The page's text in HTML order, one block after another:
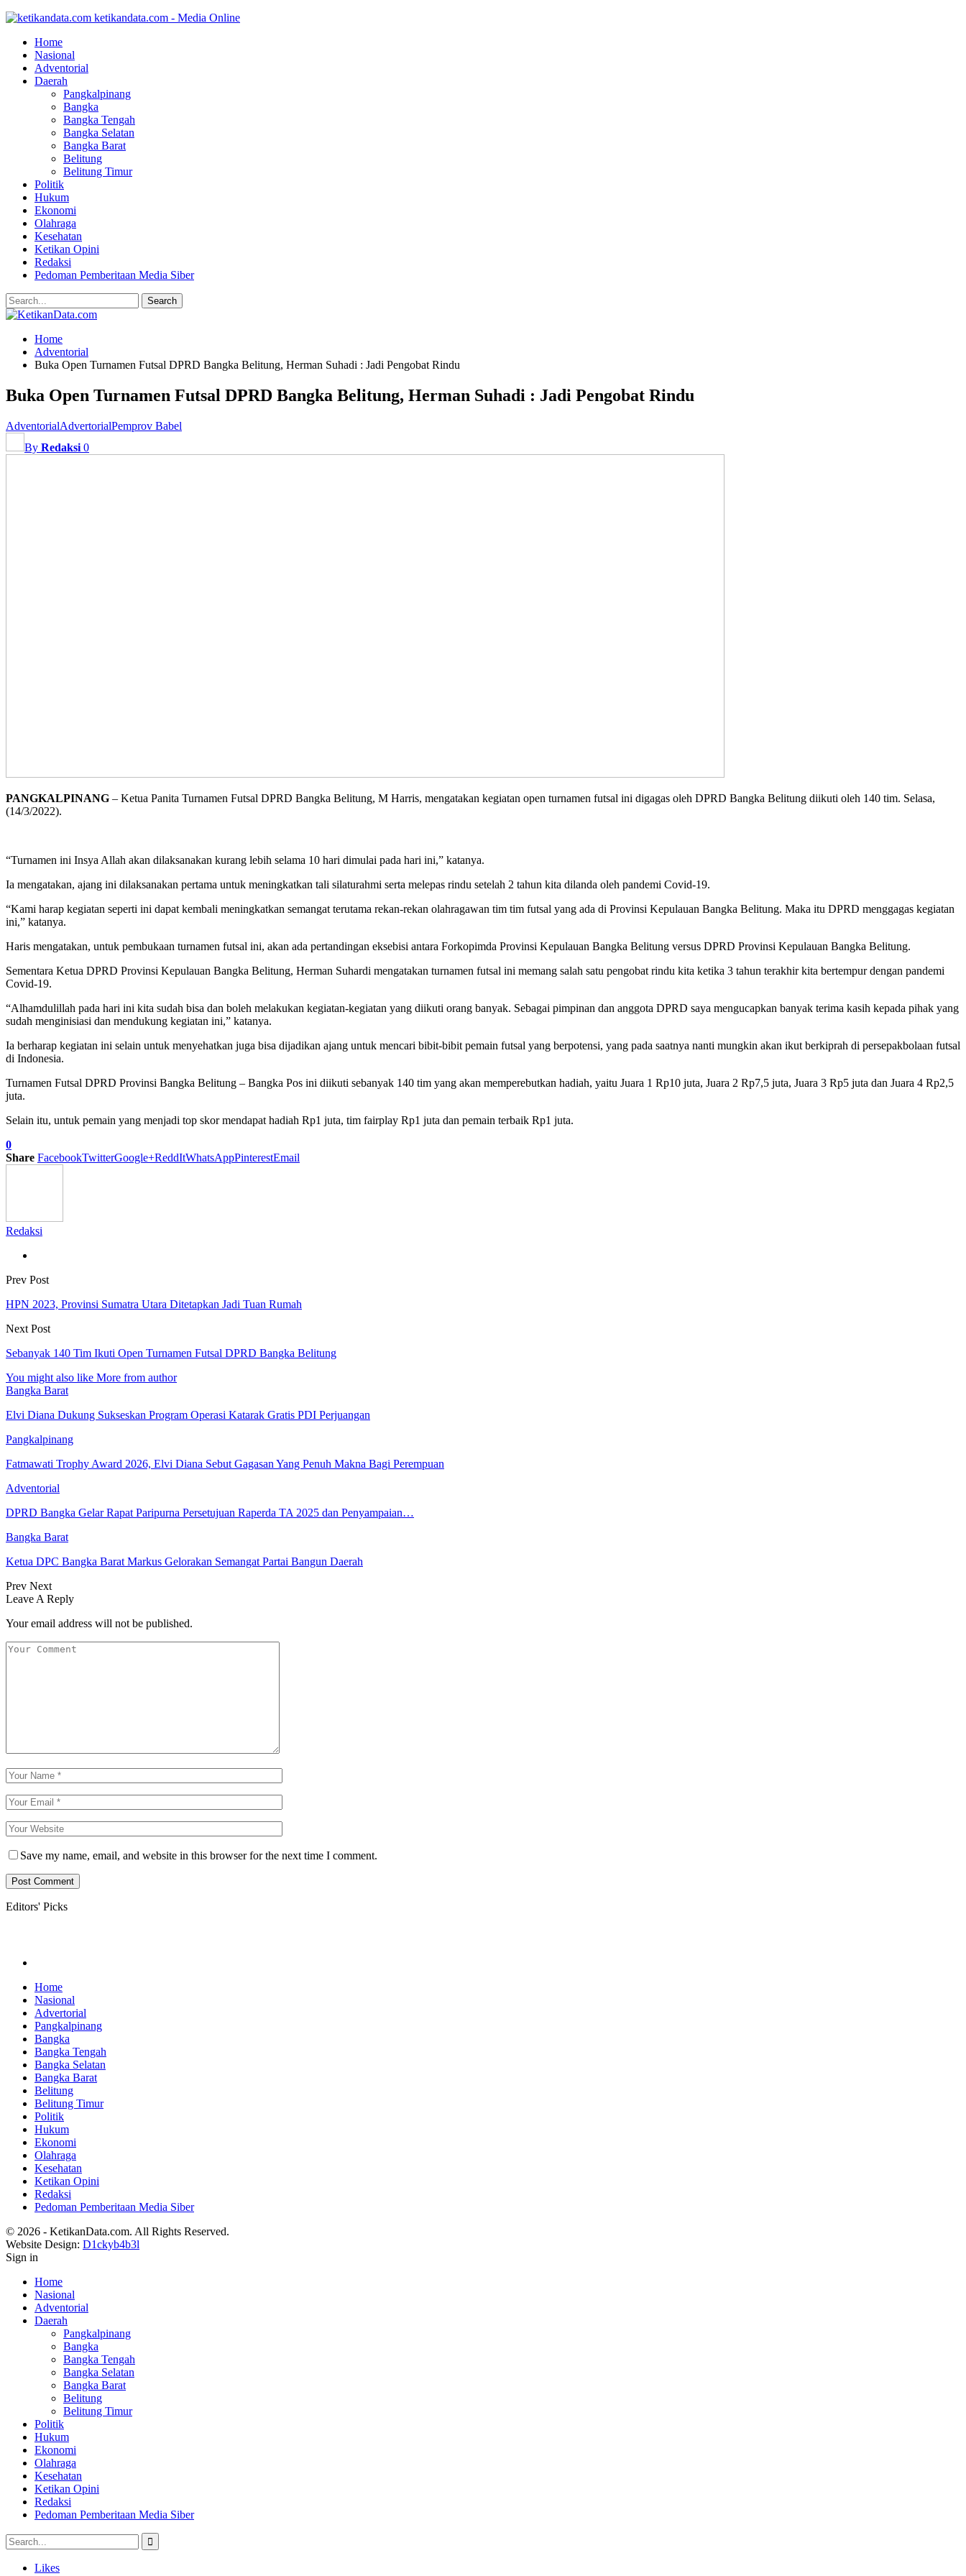
ketikandata.com - Media Online
Home
Nasional
Adventorial
Daerah
Pangkalpinang
Bangka
Bangka Tengah
Bangka Selatan
Bangka Barat
Belitung
Belitung Timur
Politik
Hukum
Ekonomi
Olahraga
Kesehatan
Ketikan Opini
Redaksi
Pedoman Pemberitaan Media Siber
Home
Adventorial
Buka Open Turnamen Futsal DPRD Bangka Belitung, Herman Suhadi : Jadi Pengobat Rindu
Buka Open Turnamen Futsal DPRD Bangka Belitung, Herman Suhadi : Jadi Pengobat Rindu
AdventorialAdvertorialPemprov Babel
By Redaksi 0
PANGKALPINANG – Ketua Panita Turnamen Futsal DPRD Bangka Belitung, M Harris, mengatakan kegiatan open turnamen futsal ini digagas oleh DPRD Bangka Belitung diikuti oleh 140 tim. Selasa,
(14/3/2022).
“Turnamen ini Insya Allah akan dilaksanakan kurang lebih selama 10 hari dimulai pada hari ini,” katanya.
Ia mengatakan, ajang ini dilaksanakan pertama untuk meningkatkan tali silaturahmi serta melepas rindu setelah 2 tahun kita dilanda oleh pandemi Covid-19.
“Kami harap kegiatan seperti ini dapat kembali meningkatkan semangat terutama rekan-rekan olahragawan tim tim futsal yang ada di Provinsi Kepulauan Bangka Belitung. Maka itu DPRD menggagas kegiatan
ini,” katanya.
Haris mengatakan, untuk pembukaan turnamen futsal ini, akan ada pertandingan eksebisi antara Forkopimda Provinsi Kepulauan Bangka Belitung versus DPRD Provinsi Kepulauan Bangka Belitung.
Sementara Ketua DPRD Provinsi Kepulauan Bangka Belitung, Herman Suhardi mengatakan turnamen futsal ini memang salah satu pengobat rindu kita ketika 3 tahun terakhir kita bertempur dengan pandemi
Covid-19.
“Alhamdulillah pada hari ini kita sudah bisa dan boleh melakukan kegiatan-kegiatan yang diikuti orang banyak. Sebagai pimpinan dan anggota DPRD saya mengucapkan banyak terima kasih kepada pihak yang
sudah menginisiasi dan mendukung kegiatan ini,” katanya.
Ia berharap kegiatan ini selain untuk menyehatkan juga bisa dijadikan ajang untuk mencari bibit-bibit pemain futsal yang berpotensi, yang pada saatnya nanti mungkin akan ikut berkiprah di persepakbolaan futsal
di Indonesia.
Turnamen Futsal DPRD Provinsi Bangka Belitung – Bangka Pos ini diikuti sebanyak 140 tim yang akan memperebutkan hadiah, yaitu Juara 1 Rp10 juta, Juara 2 Rp7,5 juta, Juara 3 Rp5 juta dan Juara 4 Rp2,5
juta.
Selain itu, untuk pemain yang menjadi top skor mendapat hadiah Rp1 juta, tim fairplay Rp1 juta dan pemain terbaik Rp1 juta.
0
Share FacebookTwitterGoogle+ReddItWhatsAppPinterestEmail
Redaksi
Prev Post
HPN 2023, Provinsi Sumatra Utara Ditetapkan Jadi Tuan Rumah
Next Post
Sebanyak 140 Tim Ikuti Open Turnamen Futsal DPRD Bangka Belitung
You might also like More from author
Bangka Barat
Elvi Diana Dukung Sukseskan Program Operasi Katarak Gratis PDI Perjuangan
Pangkalpinang
Fatmawati Trophy Award 2026, Elvi Diana Sebut Gagasan Yang Penuh Makna Bagi Perempuan
Adventorial
DPRD Bangka Gelar Rapat Paripurna Persetujuan Raperda TA 2025 dan Penyampaian…
Bangka Barat
Ketua DPC Bangka Barat Markus Gelorakan Semangat Partai Bangun Daerah
Prev Next
Leave A Reply
Your email address will not be published.
Save my name, email, and website in this browser for the next time I comment.
Editors' Picks
Home
Nasional
Advertorial
Pangkalpinang
Bangka
Bangka Tengah
Bangka Selatan
Bangka Barat
Belitung
Belitung Timur
Politik
Hukum
Ekonomi
Olahraga
Kesehatan
Ketikan Opini
Redaksi
Pedoman Pemberitaan Media Siber
© 2026 - KetikanData.com. All Rights Reserved.
Website Design: D1ckyb4b3l
Sign in
Home
Nasional
Adventorial
Daerah
Pangkalpinang
Bangka
Bangka Tengah
Bangka Selatan
Bangka Barat
Belitung
Belitung Timur
Politik
Hukum
Ekonomi
Olahraga
Kesehatan
Ketikan Opini
Redaksi
Pedoman Pemberitaan Media Siber
Likes